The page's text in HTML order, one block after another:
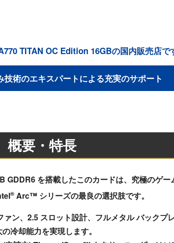
TITAN OC Edition 16GBの国内販売店で
技術のエキスパートによる充実のサポート
概要・特長
GDDR6 を搭載したこのカードは、究極のゲー
®Arc™ シリーズの最良の選択肢です。
ン、2.5 スロット設計、フルメタル バックプ
冷却能力を実現します。